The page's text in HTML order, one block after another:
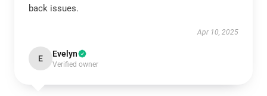
back issues.
Apr 10, 2025
E Evelyn
Verified owner